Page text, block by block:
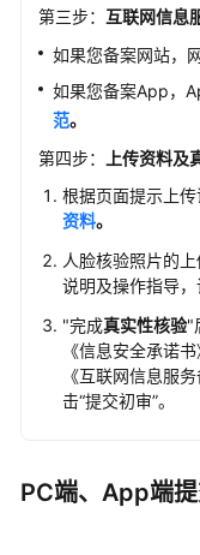
填
订
单
步
二：
华
为
云
审
步
案
第三步： 互联网信息
如果您备案网站，
如果您备案App，
范。
第四步：
上传资料及
根据页面提示上
资料。
人脸核验照片的
说明及操作指导，
"完成真实性核验"
《信息安全承诺
《互联网信息服
击“提交初审”。
PC端、App端